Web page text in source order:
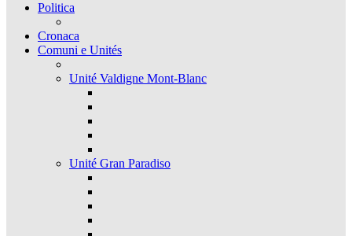
Politica
Cronaca
Comuni e Unités
Unité Valdigne Mont-Blanc
Unité Gran Paradiso